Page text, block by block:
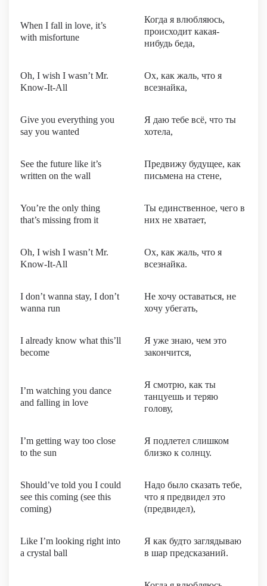
When I fall in love, it’s
with misfortune
Когда я влюбляюсь,
происходит какая-
нибудь беда,
Oh, I wish I wasn’t Mr.
Know-It-All
Ох, как жаль, что я
всезнайка,
Give you everything you
say you wanted
Я даю тебе всё, что ты
хотела,
See the future like it’s
written on the wall
Предвижу будущее, как
письмена на стене,
You’re the only thing
that’s missing from it
Ты единственное, чего в
них не хватает,
Oh, I wish I wasn’t Mr.
Know-It-All
Ох, как жаль, что я
всезнайка.
I don’t wanna stay, I don’t
wanna run
Не хочу оставаться, не
хочу убегать,
I already know what this’ll
become
Я уже знаю, чем это
закончится,
I’m watching you dance
and falling in love
Я смотрю, как ты
танцуешь и теряю
голову,
I’m getting way too close
to the sun
Я подлетел слишком
близко к солнцу.
Should’ve told you I could
see this coming (see this
coming)
Надо было сказать тебе,
что я предвидел это
(предвидел),
Like I’m looking right into
a crystal ball
Я как будто заглядываю
в шар предсказаний.